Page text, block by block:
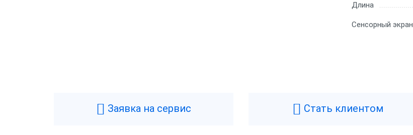
Длина
Сенсорный экран
Заявка на сервис Стать клиентом